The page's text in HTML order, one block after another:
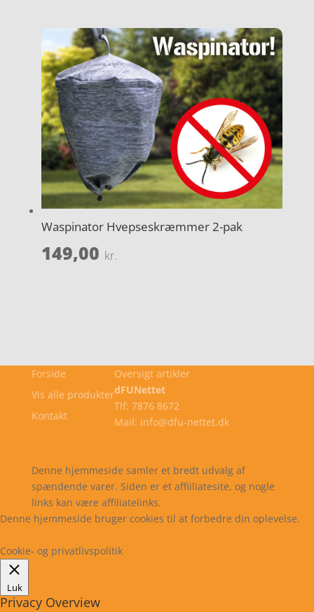
Waspinator Hvepseskræmmer 2-pak
149,00 kr.
Forside
Vis alle produkter
Kontakt
Oversigt artikler
dFUNettet
Tlf: 7876 8672
Mail: info@dfu-nettet.dk
Denne hjemmeside samler et bredt udvalg af
spændende varer. Siden er et affiiliatesite, og nogle
links kan være affiliatelinks.
Denne hjemmeside bruger cookies til at forbedre din oplevelse.
Cookie- og privatlivspolitik
Luk
Privacy Overview